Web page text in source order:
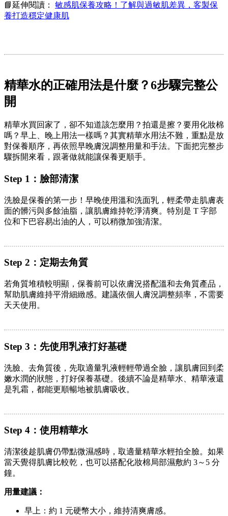
📘延伸閱讀： 敏感肌保養攻略！了解與過敏肌差異，客製保
養打造穩定健康肌
精華水的正確用法是什麼？6步驟完整公
開
精華水買回家了，卻不知道該怎麼用？拍還是擦？要用化妝棉
嗎？早上、晚上用法一樣嗎？其實精華水用法不難，重點是放
對保養順序，再依照早晚膚況調整用量和手法。下面把完整步
驟拆開來看，跟著做就能讓保養更順手。
Step 1：臉部清潔
洗臉是保養的第一步！早晚使用溫和洗面乳，輕柔帶走肌膚表
面的髒污與多餘油脂，讓肌膚維持乾淨清爽。特別是 T 字部
位和下巴容易出油的人，可以稍微加強清潔。
Step 2：定期去角質
若角質堆積較明顯，保養前可以依膚況搭配溫和去角質產品，
幫助肌膚維持平滑細緻感。建議依個人膚況調整頻率，不需要
天天使用。
Step 3：先使用乳液打好基礎
洗臉、去角質後，先取適量乳液輕輕帶過全臉，讓肌膚回到柔
嫩水潤的狀態，打好保養基礎。後續不論是精華水、精華液還
是乳霜，都能更順暢地被肌膚吸收。
Step 4：使用精華水
清潔後趁肌膚仍帶點微濕感時，取適量精華水輕拍全臉。如果
當天覺得肌膚比較乾，也可以搭配化妝棉局部濕敷約 3～5 分
鐘。
用量建議：
早上：約 1 元硬幣大小，維持清爽膚感。